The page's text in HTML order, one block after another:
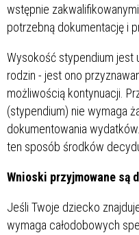
wstępnie
potrzebną dokumentację i
Wysokość stypendium jest
rodzin - jest ono
możliwością kontynuacji.
(stypendium) nie wymaga
dokumentowania
ten sposób środków
Wnioski przyjmowane są
Jeśli Twoje dziecko
wymaga całodobowych